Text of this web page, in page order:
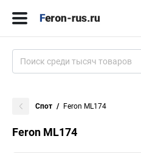
Спот Feron ML174
Feron ML174